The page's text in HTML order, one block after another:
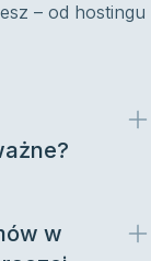
– od hostingu
w